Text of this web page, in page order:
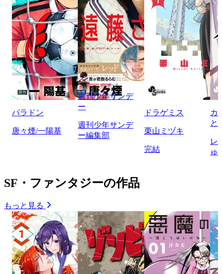
パラドン
唐々煙/一陽基
週刊少年サンデ
ー
週刊少年サンデ
ー編集部
ドラゲミス
栗山ミヅキ
完結
カ
と
レ
ゅ
SF・ファンタジーの作品
もっと見る